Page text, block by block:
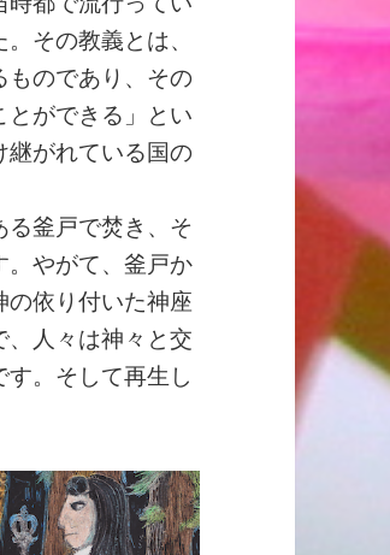
その教義とは、
ものであり、その
ができる」とい
継がれている国の
釜戸で焚き、そ
。やがて、釜戸か
依り付いた神座
人々は神々と交
。そして再生し